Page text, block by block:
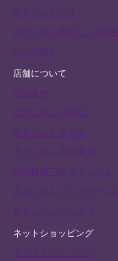
宮きしめんとは
宮きしめん美味しさの秘密
めんの歴史
店舗について
宮きしめん フジタモール店
ネットショッピング